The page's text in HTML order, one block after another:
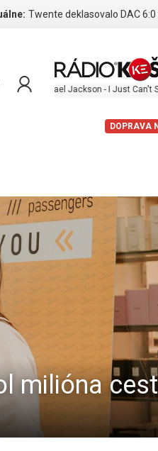
Twente deklasovalo DAC
Jackson - I Just Can't Stop
DOPRAVA
milióna